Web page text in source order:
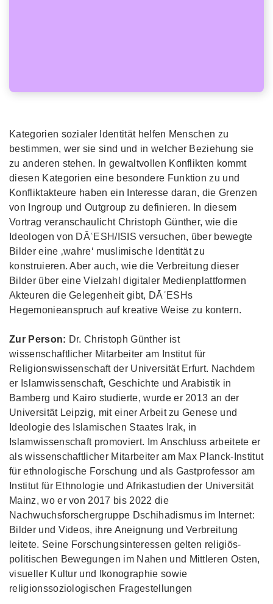
Kategorien sozialer Identität helfen Menschen zu
bestimmen, wer sie sind und in welcher Beziehung sie
zu anderen stehen. In gewaltvollen Konflikten kommt
diesen Kategorien eine besondere Funktion zu und
Konfliktakteure haben ein Interesse daran, die Grenzen
von Ingroup und Outgroup zu definieren. In diesem
Vortrag veranschaulicht Christoph Günther, wie die
Ideologen von DĀʿESH/ISIS versuchen, über bewegte
Bilder eine ‚wahre‘ muslimische Identität zu
konstruieren. Aber auch, wie die Verbreitung dieser
Bilder über eine Vielzahl digitaler Medienplattformen
Akteuren die Gelegenheit gibt, DĀʿESHs
Hegemonieanspruch auf kreative Weise zu kontern.
Zur Person: Dr. Christoph Günther ist
wissenschaftlicher Mitarbeiter am Institut für
Religionswissenschaft der Universität Erfurt. Nachdem
er Islamwissenschaft, Geschichte und Arabistik in
Bamberg und Kairo studierte, wurde er 2013 an der
Universität Leipzig, mit einer Arbeit zu Genese und
Ideologie des Islamischen Staates Irak, in
Islamwissenschaft promoviert. Im Anschluss arbeitete er
als wissenschaftlicher Mitarbeiter am Max Planck-Institut
für ethnologische Forschung und als Gastprofessor am
Institut für Ethnologie und Afrikastudien der Universität
Mainz, wo er von 2017 bis 2022 die
Nachwuchsforschergruppe Dschihadismus im Internet:
Bilder und Videos, ihre Aneignung und Verbreitung
leitete. Seine Forschungsinteressen gelten religiös-
politischen Bewegungen im Nahen und Mittleren Osten,
visueller Kultur und Ikonographie sowie
religionssoziologischen Fragestellungen